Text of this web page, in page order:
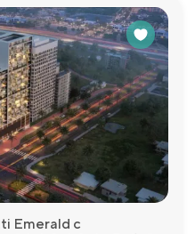
Emerald с